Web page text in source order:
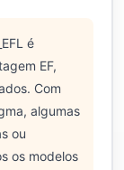
é
EF,
Com
algumas
ou
os modelos